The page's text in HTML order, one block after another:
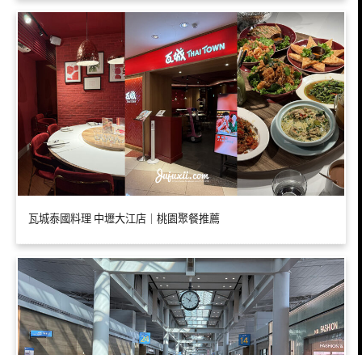
瓦城泰國料理 中壢大江店｜桃園聚餐推薦